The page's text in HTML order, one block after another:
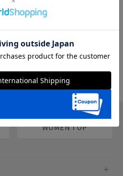
WOMEN TOP